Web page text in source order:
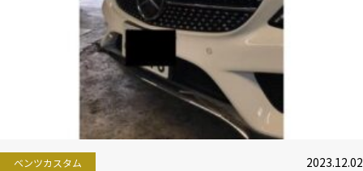
ベンツカスタム 2023.12.02